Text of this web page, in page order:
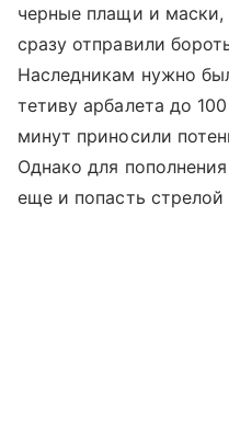
черные плащи и маски,
сразу отправили
Наследникам нужно
тетиву арбалета до
минут приносили
Однако для
еще и попасть